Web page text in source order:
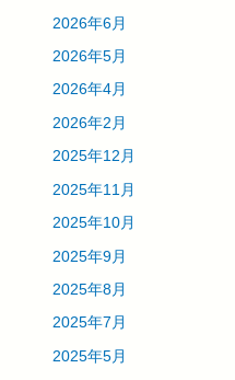
2026年6月
2026年5月
2026年4月
2026年2月
2025年12月
2025年11月
2025年10月
2025年9月
2025年8月
2025年7月
2025年5月